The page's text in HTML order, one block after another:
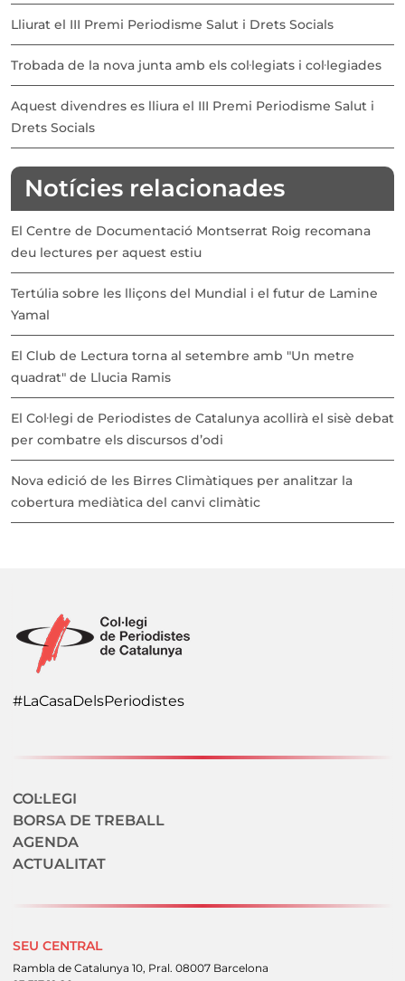
Lliurat el III Premi Periodisme Salut i Drets Socials
Trobada de la nova junta amb els col·legiats i col·legiades
Aquest divendres es lliura el III Premi Periodisme Salut i
Drets Socials
Notícies relacionades
El Centre de Documentació Montserrat Roig recomana
deu lectures per aquest estiu
Tertúlia sobre les lliçons del Mundial i el futur de Lamine
Yamal
El Club de Lectura torna al setembre amb "Un metre
quadrat" de Llucia Ramis
El Col·legi de Periodistes de Catalunya acollirà el sisè debat
per combatre els discursos d’odi
Nova edició de les Birres Climàtiques per analitzar la
cobertura mediàtica del canvi climàtic
#LaCasaDelsPeriodistes
Navegació secundaria
COL·LEGI
BORSA DE TREBALL
AGENDA
ACTUALITAT
SEU CENTRAL
Rambla de Catalunya 10, Pral. 08007 Barcelona